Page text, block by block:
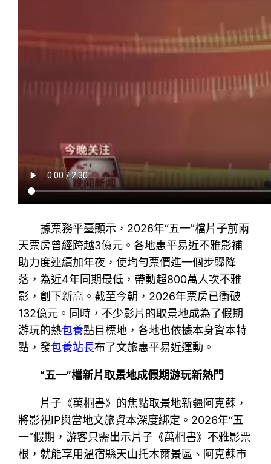
據票務平臺顯示，2026年“五一”檔片子前兩
天票房曾經跨越3億元。各地惠平易近不雅影補
助力度連續加年夜，使均勻票價進一個步驟降
落，為近4年同期最低，帶動超800萬人次不雅
影，創下新高。截至今朝，2026年票房已衝破
132億元。同時，不少影片的取景地成為了假期
游玩的熱包養點目標地，各地也依據本身資本特
點，發包養站長布了文旅惠平易近運動。
“五一”檔新片取景地成假期游玩新熱門
片子《萬桐書》的焦點取景地新疆阿克蘇，
將影視IP與當地文旅資本深度綁定。2026年“五
一”假期，游客只需出示片子《萬桐書》不雅影票
根，就能享用溫宿縣天山托木爾景區、阿克蘇市